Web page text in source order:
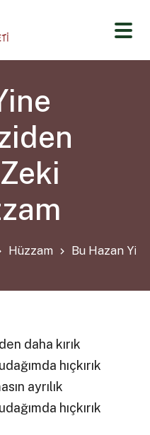
Hüzzam Bu Hazan
daha kırık
hıçkırık
ayrılık
hıçkırık